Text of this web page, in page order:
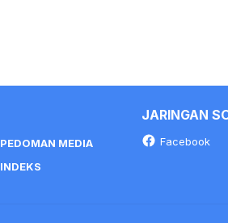
PEDOMAN MEDIA
INDEKS
JARINGAN
Facebook